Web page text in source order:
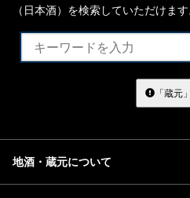
（日本酒）を検索していただけます
「蔵元
地酒・蔵元について